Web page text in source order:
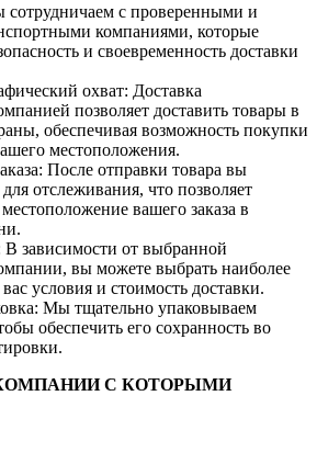
с проверенными и
компаниями, которые
и своевременность доставки
охват: Доставка
позволяет доставить товары в
обеспечивая возможность покупки
местоположения.
После отправки товара вы
отслеживания, что позволяет
вашего заказа в
В зависимости от выбранной
вы можете выбрать наиболее
условия и стоимость доставки.
Мы тщательно упаковываем
обеспечить его сохранность во
С КОТОРЫМИ